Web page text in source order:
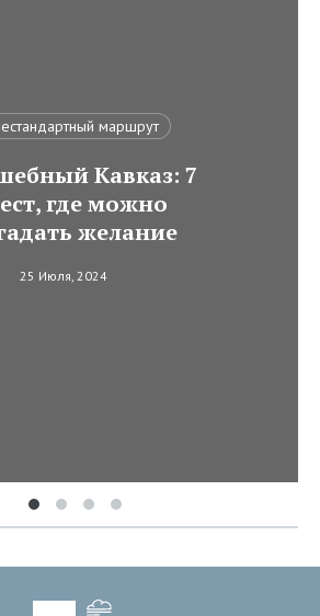
маршрут
Кавказ: 7
где можно
желание
25 Июля, 2024